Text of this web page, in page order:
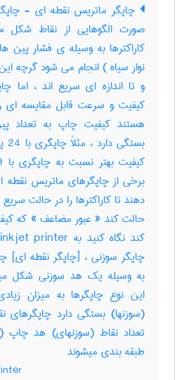
چاپگر ماتریس نقطه ای -
صورت الگوهایی از نقاط
کاراکترها به وسیله ی فشار پین
نوار سیاه ) انجام می شود گرچه
و تا اندازه ای سریع اند ، اما
کیفیت و سرعت قابل مقایسه ای
هستند کیفیت چاپ به تعداد
برخی از چاپگرهای ماتریس نقطه
دهند تا کاراکترها را در حالت
حالت کند « عبور مضاعف » که
چاپگر سوزنی ، [چاپگر نقطه ای]
به وسیله یک هد سوزنی شکل
این نوع چاپگرها به میزان
(سوزنها) بستگی دارد چاپگرهای
طبقه بندی میشوند